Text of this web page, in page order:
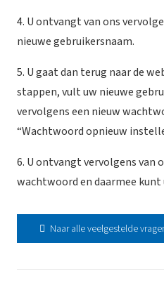
4. U ontvangt van ons
nieuwe gebruikersnaam.
5. U gaat dan terug naar de
stappen, vult uw nieuwe
vervolgens een nieuw
“Wachtwoord opnieuw
6. U ontvangt vervolgens van
wachtwoord en daarmee
Naar alle veelgestelde